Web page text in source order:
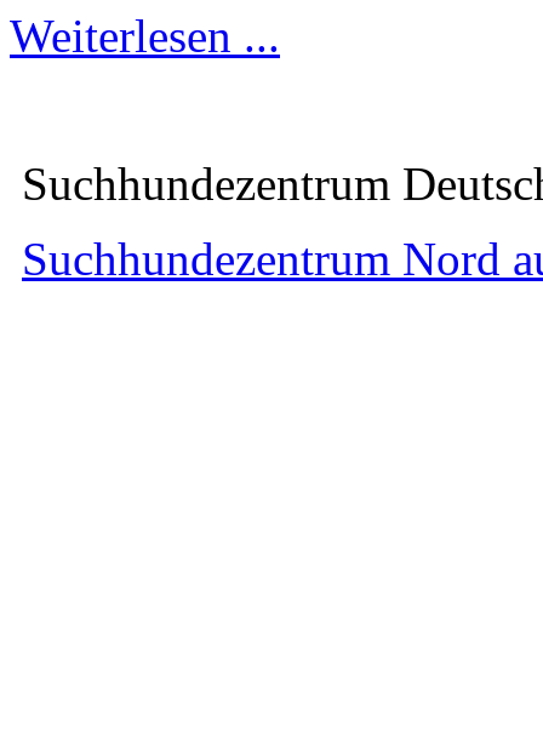
Weiterlesen ...
Suchhundezentrum
Suchhundezentrum Nord